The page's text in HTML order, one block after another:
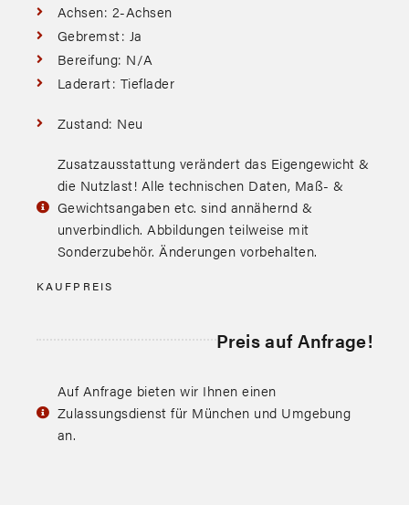
Achsen: 2-Achsen
Gebremst: Ja
Bereifung: N/A
Laderart: Tieflader
Zustand: Neu
Zusatzausstattung verändert das Eigengewicht &
die Nutzlast! Alle technischen Daten, Maß- &
Gewichtsangaben etc. sind annähernd &
unverbindlich. Abbildungen teilweise mit
Sonderzubehör. Änderungen vorbehalten.
KAUFPREIS
Preis auf Anfrage!
Auf Anfrage bieten wir Ihnen einen
Zulassungsdienst für München und Umgebung
an.